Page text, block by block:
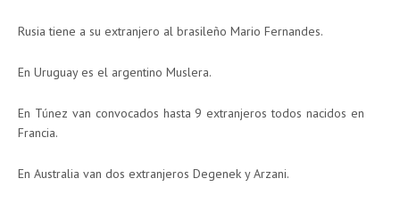
Rusia tiene a su extranjero al brasileño Mario Fernandes.
En Uruguay es el argentino Muslera.
En Túnez van convocados hasta 9 extranjeros todos nacidos en
Francia.
En Australia van dos extranjeros Degenek y Arzani.